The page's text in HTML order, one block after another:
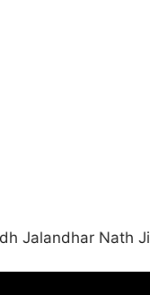
Jalandhar Nath Ji